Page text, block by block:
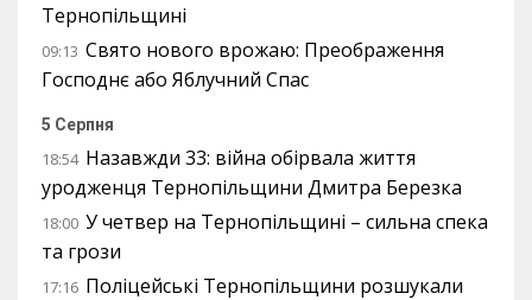
Тернопільщині
09:13 Свято нового врожаю: Преображення
Господнє або Яблучний Спас
5 Серпня
18:54 Назавжди 33: війна обірвала життя
уродженця Тернопільщини Дмитра Березка
18:00 У четвер на Тернопільщині – сильна спека
та грози
17:16 Поліцейські Тернопільщини розшукали